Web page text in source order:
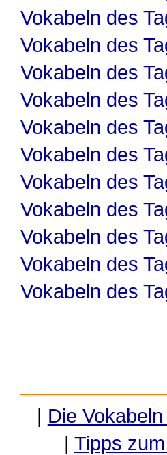
Vokabeln des
Vokabeln des
Vokabeln des
Vokabeln des
Vokabeln des
Vokabeln des
Vokabeln des
Vokabeln des
Vokabeln des
Vokabeln des
Vokabeln des
| Die
| Tipps